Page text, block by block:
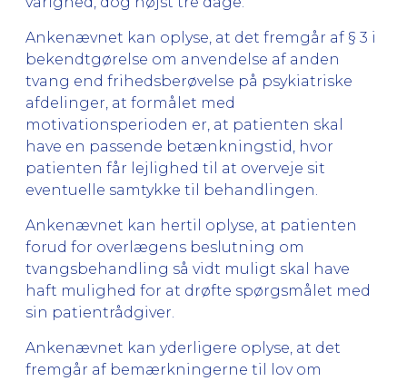
Ankenævnet kan oplyse, at det fremgår af § 3 i
bekendtgørelse om anvendelse af anden
tvang end frihedsberøvelse på psykiatriske
afdelinger, at formålet med
motivationsperioden er, at patienten skal
have en passende betænkningstid, hvor
patienten får lejlighed til at overveje sit
eventuelle samtykke til behandlingen.
Ankenævnet kan hertil oplyse, at patienten
forud for overlægens beslutning om
tvangsbehandling så vidt muligt skal have
haft mulighed for at drøfte spørgsmålet med
sin patientrådgiver.
Ankenævnet kan yderligere oplyse, at det
fremgår af bemærkningerne til lov om